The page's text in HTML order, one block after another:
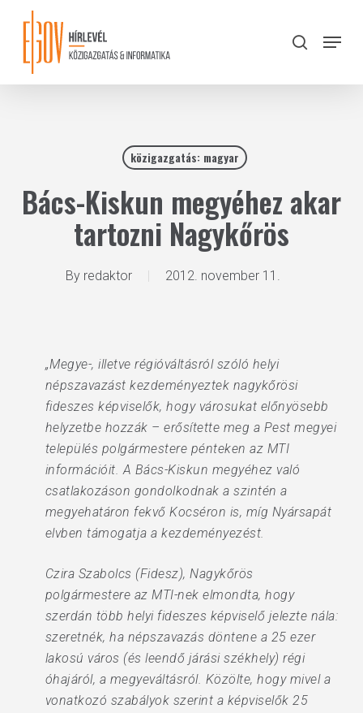
content
search
Menu
közigazgatás: magyar
Bács-Kiskun megyéhez akar
tartozni Nagykőrös
By redaktor 2012. november 11.
„Megye-, illetve régióváltásról szóló helyi
népszavazást kezdeményeztek nagykőrösi
fideszes képviselők, hogy városukat előnyösebb
helyzetbe hozzák – erősítette meg a Pest megyei
település polgármestere pénteken az MTI
információit. A Bács-Kiskun megyéhez való
csatlakozáson gondolkodnak a szintén a
megyehatáron fekvő Kocséron is, míg Nyársapát
elvben támogatja a kezdeményezést.
Czira Szabolcs (Fidesz), Nagykőrös
polgármestere az MTI-nek elmondta, hogy
szerdán több helyi fideszes képviselő jelezte nála:
szeretnék, ha népszavazás döntene a 25 ezer
lakosú város (és leendő járási székhely) régi
óhajáról, a megyeváltásról. Közölte, hogy mivel a
vonatkozó szabályok szerint a képviselők 25
Close